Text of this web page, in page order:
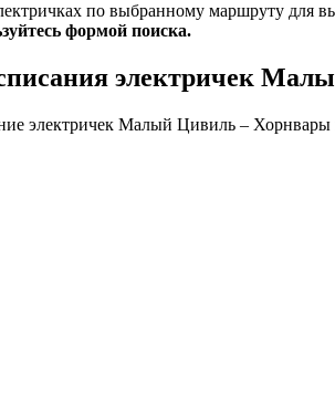
по выбранному маршруту для
формой поиска.
электричек
электричек Малый Цивиль – Хорнвары